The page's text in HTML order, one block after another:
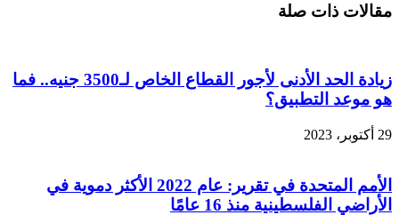
مقالات ذات صلة
زيادة الحد الأدنى لأجور القطاع الخاص لـ3500 جنيه.. فما
هو موعد التطبيق؟
29 أكتوبر، 2023
الأمم المتحدة في تقرير: عام 2022 الأكثر دموية في
الأراضي الفلسطينية منذ 16 عامًا